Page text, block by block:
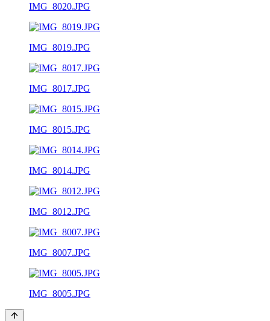
IMG_8020.JPG
IMG_8019.JPG
IMG_8017.JPG
IMG_8015.JPG
IMG_8014.JPG
IMG_8012.JPG
IMG_8007.JPG
IMG_8005.JPG